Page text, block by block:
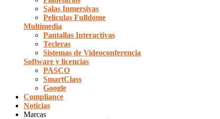
Salas Inmersivas
Películas Fulldome
Multimedia
Pantallas Interactivas
Tecleras
Sistemas de Videoconferencia
Software y licencias
PASCO
SmartClass
Google
Compliance
Noticias
Marcas